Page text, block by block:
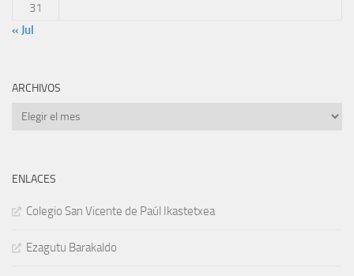
31
« Jul
ARCHIVOS
Archivos
ENLACES
Colegio San Vicente de Paúl Ikastetxea
Ezagutu Barakaldo